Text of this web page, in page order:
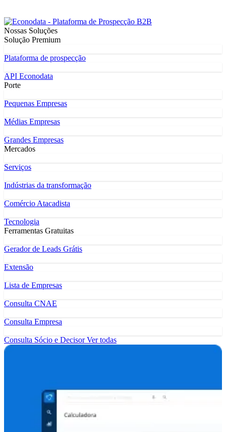
Nossas Soluções
Solução Premium
Plataforma de prospecção
API Econodata
Porte
Pequenas Empresas
Médias Empresas
Grandes Empresas
Mercados
Serviços
Indústrias da transformação
Comércio Atacadista
Tecnologia
Ferramentas Gratuitas
Gerador de Leads Grátis
Extensão
Lista de Empresas
Consulta CNAE
Consulta Empresa
Consulta Sócio e DecisorVer todas